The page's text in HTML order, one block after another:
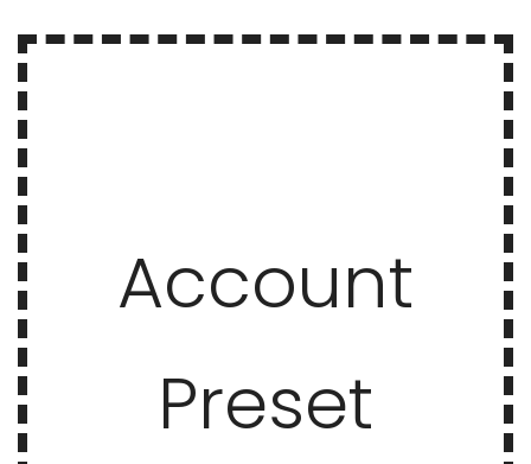
Account
Preset